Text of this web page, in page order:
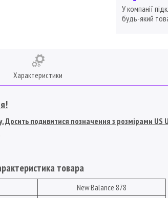
У компанії
будь-який
Характеристики
подивитися позначення з розмірами US
товара
New Balance 878